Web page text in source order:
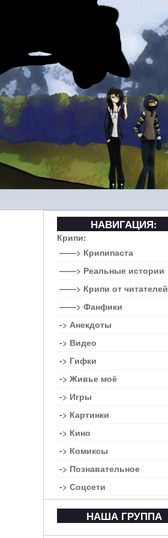
НАВИГАЦИЯ:
Крипи:
——> Крипипаста
——> Реальные истории
——> Крипи от читателей
——> Фанфики
-> Анекдоты
-> Видео
-> Гифки
-> Живье моё
-> Игры
-> Картинки
-> Кино
-> Комиксы
-> Познавательное
-> Соцсети
НАША ГРУППА